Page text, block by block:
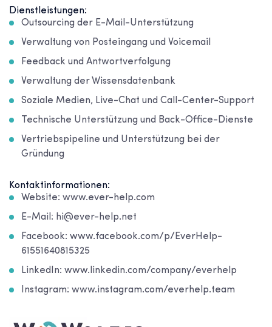
Dienstleistungen:
Outsourcing der E-Mail-Unterstützung
Verwaltung von Posteingang und Voicemail
Feedback und Antwortverfolgung
Verwaltung der Wissensdatenbank
Soziale Medien, Live-Chat und Call-Center-Support
Technische Unterstützung und Back-Office-Dienste
Vertriebspipeline und Unterstützung bei der
Gründung
Kontaktinformationen:
Website: www.ever-help.com
E-Mail: hi@ever-help.net
Facebook: www.facebook.com/p/EverHelp-
61551640815325
LinkedIn: www.linkedin.com/company/everhelp
Instagram: www.instagram.com/everhelp.team